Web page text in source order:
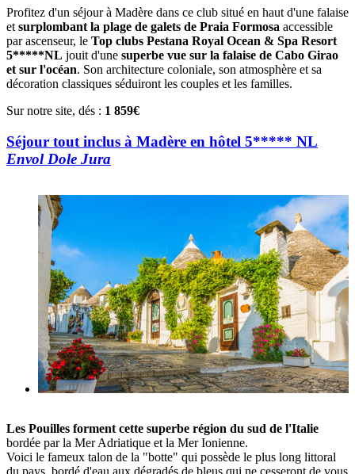
Profitez d'un séjour à Madère dans ce club situé en haut d'une falaise
et surplombant la plage de galets de Praia Formosa accessible
par ascenseur, le Top clubs Pestana Royal Ocean & Spa Resort
5*****NL jouit d'une superbe vue sur la falaise de Cabo Girao
et sur l'océan. Son architecture coloniale, son atmosphère et sa
décoration classiques séduiront les couples et les familles.
Sur notre site, dés : 1 859€
Séjour tout inclus à Madère en hôtel 5***** NL
Envol Dole Jura
Les Pouilles forment cette superbe région du sud de l'Italie
bordée par la Mer Adriatique et la Mer Ionienne.
Voici le fameux talon de la "botte" qui possède le plus long littoral